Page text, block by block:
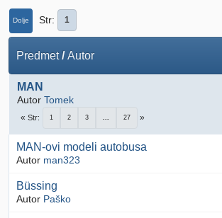
Dolje Str 1
Predmet/Autor
MAN
Autor Tomek
Str 1 2 3 ... 27
MAN-ovi modeli autobusa
Autor man323
Büssing
Autor Paško